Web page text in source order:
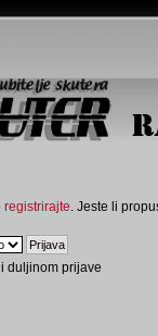
registrirajte . Jeste li
duljinom prijave